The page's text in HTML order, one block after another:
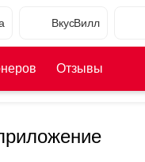
ВкусВилл
Отзывы